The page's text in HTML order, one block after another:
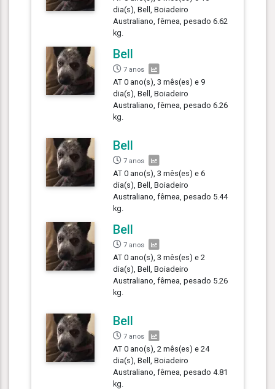
dia(s), Bell, Boiadeiro
Australiano, fêmea, pesado 6.62
kg.
Bell
7 anos
AT 0 ano(s), 3 mês(es) e 9
dia(s), Bell, Boiadeiro
Australiano, fêmea, pesado 6.26
kg.
Bell
7 anos
AT 0 ano(s), 3 mês(es) e 6
dia(s), Bell, Boiadeiro
Australiano, fêmea, pesado 5.44
kg.
Bell
7 anos
AT 0 ano(s), 3 mês(es) e 2
dia(s), Bell, Boiadeiro
Australiano, fêmea, pesado 5.26
kg.
Bell
7 anos
AT 0 ano(s), 2 mês(es) e 24
dia(s), Bell, Boiadeiro
Australiano, fêmea, pesado 4.81
kg.